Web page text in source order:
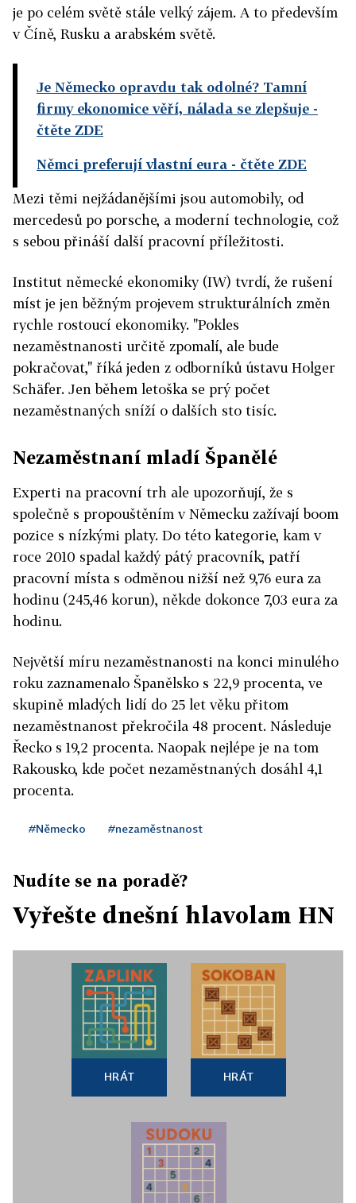
je po celém světě stále velký zájem. A to především
v Číně, Rusku a arabském světě.
Je Německo opravdu tak odolné? Tamní
firmy ekonomice věří, nálada se zlepšuje -
čtěte ZDE
Němci preferují vlastní eura - čtěte ZDE
Mezi těmi nejžádanějšími jsou automobily, od
mercedesů po porsche, a moderní technologie, což
s sebou přináší další pracovní příležitosti.
Institut německé ekonomiky (IW) tvrdí, že rušení
míst je jen běžným projevem strukturálních změn
rychle rostoucí ekonomiky. "Pokles
nezaměstnanosti určitě zpomalí, ale bude
pokračovat," říká jeden z odborníků ústavu Holger
Schäfer. Jen během letoška se prý počet
nezaměstnaných sníží o dalších sto tisíc.
Nezaměstnaní mladí Španělé
Experti na pracovní trh ale upozorňují, že s
společně s propouštěním v Německu zažívají boom
pozice s nízkými platy. Do této kategorie, kam v
roce 2010 spadal každý pátý pracovník, patří
pracovní místa s odměnou nižší než 9,76 eura za
hodinu (245,46 korun), někde dokonce 7,03 eura za
hodinu.
Největší míru nezaměstnanosti na konci minulého
roku zaznamenalo Španělsko s 22,9 procenta, ve
skupině mladých lidí do 25 let věku přitom
nezaměstnanost překročila 48 procent. Následuje
Řecko s 19,2 procenta. Naopak nejlépe je na tom
Rakousko, kde počet nezaměstnaných dosáhl 4,1
procenta.
#Německo #nezaměstnanost
Nudíte se na poradě?
Vyřešte dnešní hlavolam HN
HRÁT HRÁT